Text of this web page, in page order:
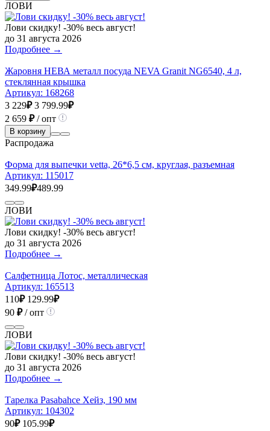
ЛОВИ
Лови скидку! -30% весь август!
до 31 августа 2026
Подробнее →
Жаровня НЕВА металл посуда NEVA Granit NG6540, 4 л,
стеклянная крышка
Артикул: 168268
3 229₽ 3 799.99₽
2 659 ₽/ опт
В корзину
Распродажа
Форма для выпечки vetta, 26*6,5 см, круглая, разъемная
Артикул: 115017
349.99₽489.99
ЛОВИ
Лови скидку! -30% весь август!
до 31 августа 2026
Подробнее →
Салфетница Лотос, металлическая
Артикул: 165513
110₽ 129.99₽
90 ₽/ опт
ЛОВИ
Лови скидку! -30% весь август!
до 31 августа 2026
Подробнее →
Тарелка Pasabahce Хейз, 190 мм
Артикул: 104302
90₽ 105.99₽